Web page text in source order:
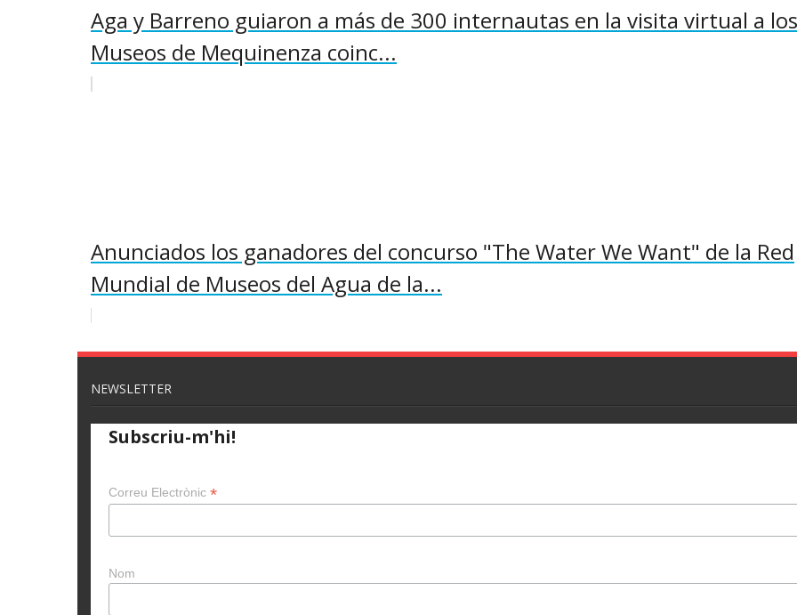
Aga y Barreno guiaron a más de 300 internautas en la visita virtual a los
Museos de Mequinenza coinc...
Anunciados los ganadores del concurso "The Water We Want" de la Red
Mundial de Museos del Agua de la...
NEWSLETTER
Subscriu-m'hi!
Correu Electrònic *
Nom